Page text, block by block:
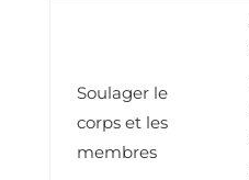
Soulager le
corps et les
membres